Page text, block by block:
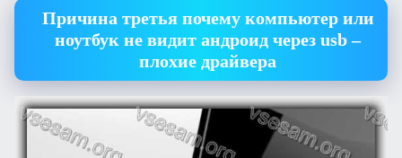
Причина третья почему компьютер или
ноутбук не видит андроид через usb –
плохие драйвера